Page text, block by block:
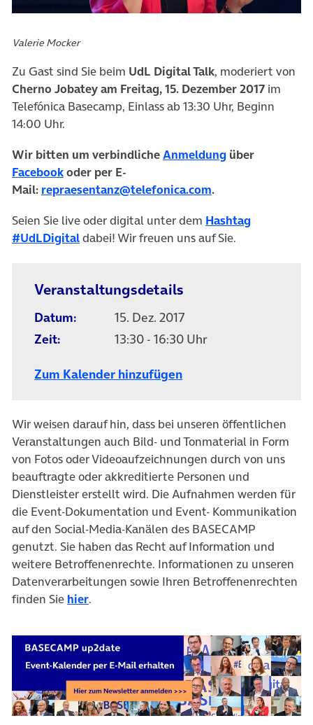
Valerie Mocker
Zu Gast sind Sie beim UdL Digital Talk, moderiert von
Cherno Jobatey am Freitag, 15. Dezember 2017 im
Telefónica Basecamp, Einlass ab 13:30 Uhr, Beginn
14:00 Uhr.
Wir bitten um verbindlicheAnmeldung über
Facebook(öffnet in neuem Tab)
oder per E-
Mail: repraesentanz@telefonica.com.
Seien Sie live oder digital unter dem Hashtag
#UdLDigital(öffnet in neuem Tab)
dabei! Wir freuen uns auf Sie.
Veranstaltungsdetails
Datum:
15. Dez. 2017
Zeit:
13:30 - 16:30 Uhr
Zum Kalender hinzufügen
Wir weisen darauf hin, dass bei unseren öffentlichen
Veranstaltungen auch Bild- und Tonmaterial in Form
von Fotos oder Videoaufzeichnungen durch von uns
beauftragte oder akkreditierte Personen und
Dienstleister erstellt wird. Die Aufnahmen werden für
die Event-Dokumentation und Event- Kommunikation
auf den Social-Media-Kanälen des BASECAMP
genutzt. Sie haben das Recht auf Information und
weitere Betroffenenrechte. Informationen zu unseren
Datenverarbeitungen sowie Ihren Betroffenenrechten
finden Sie hier.